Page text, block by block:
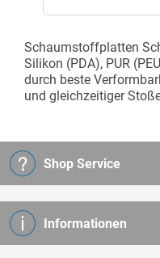
Schaumstoffplatten
Silikon (PDA), PUR
durch beste
und gleichzeitiger
Shop Service
Informationen